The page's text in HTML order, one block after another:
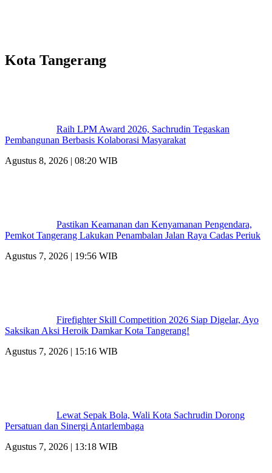
Kota Tangerang
Raih LPM Award 2026, Sachrudin Tegaskan
Pembangunan Berbasis Kolaborasi Masyarakat
Agustus 8, 2026 | 08:20 WIB
Pastikan Keamanan dan Kenyamanan Pengendara,
Pemkot Tangerang Lakukan Penambalan Jalan Raya Cadas Periuk
Agustus 7, 2026 | 19:56 WIB
Firefighter Skill Competition 2026 Siap Digelar, Ayo
Saksikan Aksi Heroik Damkar Kota Tangerang!
Agustus 7, 2026 | 15:16 WIB
Lewat Sepak Bola, Wali Kota Sachrudin Dorong
Persatuan dan Sinergi Antarlembaga
Agustus 7, 2026 | 13:18 WIB